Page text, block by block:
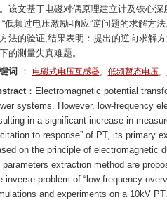
该文基于电磁对偶原理建立计及铁心
低频过电压激励-响应”逆问题的求解方
法的验证,结果表明：提出的逆向求解
的测量失真难题。
词
： 电磁式电压互感器, 低频暂态电压,
：Electromagnetic potential
systems. However, low-frequency
in a significant increase in
to response” of PT, its primary
on the principle of electromagnetic
parameters extraction method are
inverse problem of “low-frequency
and experiments on a 10kV